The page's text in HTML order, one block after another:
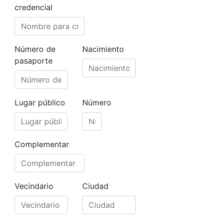
credencial
Número de
pasaporte
Nacimiento
Lugar público Número
Complementar
Vecindario Ciudad